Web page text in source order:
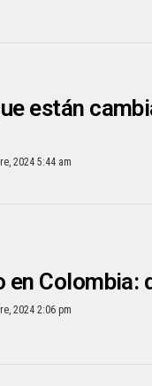
están
2024 5:44 am
en Colombia:
2024 2:06 pm